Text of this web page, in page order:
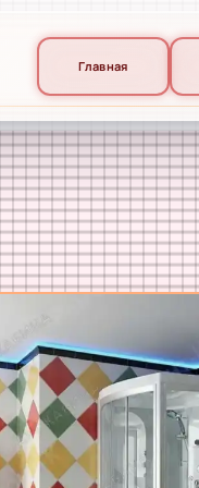
Главная